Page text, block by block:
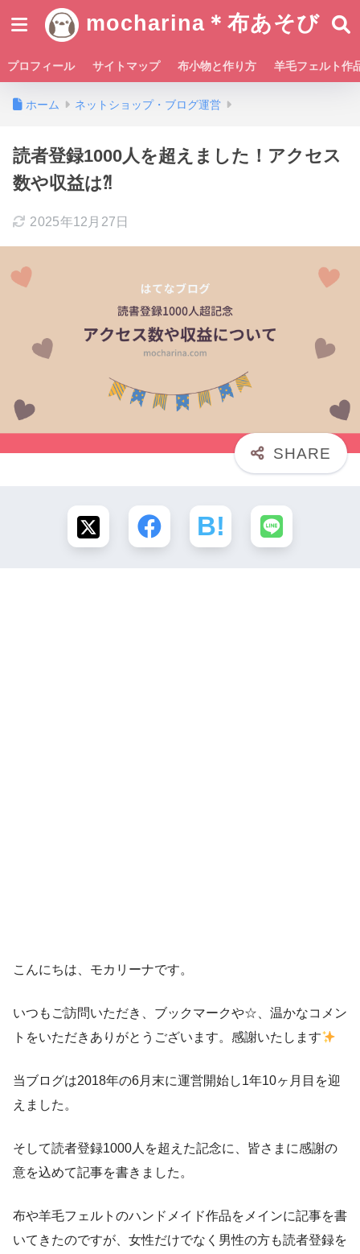
mocharina＊布あそび
プロフィール サイトマップ 布小物と作り方 羊毛フェルト作
ホーム ネットショップ・ブログ運営
読者登録1000人を超えました！アクセス
数や収益は⁈
2025年12月27日
こんにちは、モカリーナです。
いつもご訪問いただき、ブックマークや☆、温かなコメン
トをいただきありがとうございます。感謝いたします
当ブログは2018年の6月末に運営開始し1年10ヶ月目を迎
えました。
そして読者登録1000人を超えた記念に、皆さまに感謝の
意を込めて記事を書きました。
布や羊毛フェルトのハンドメイド作品をメインに記事を書
いてきたのですが、女性だけでなく男性の方も読者登録を